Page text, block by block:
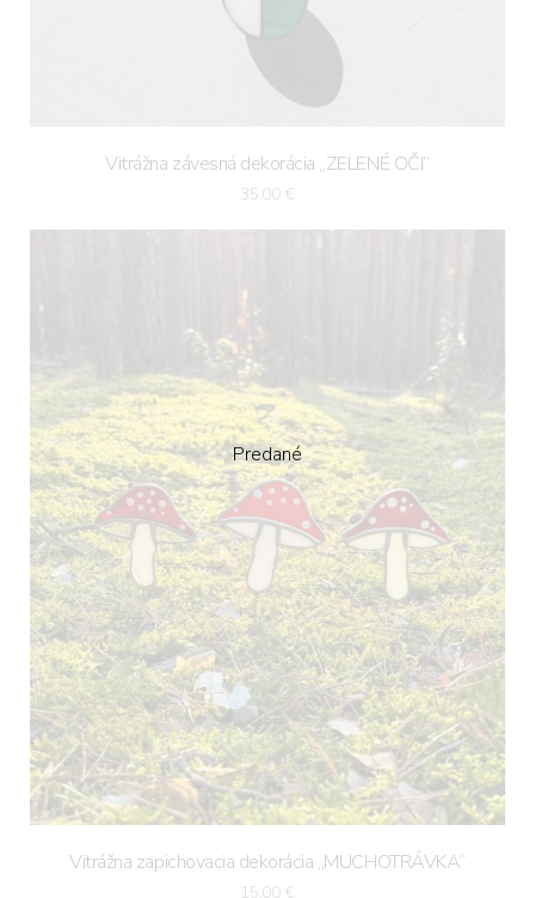
Vitrážna závesná dekorácia „ZELENÉ OČI“
35,00 €
Vitrážna zapichovacia dekorácia „MUCHOTRÁVKA“
15,00 €
Predané